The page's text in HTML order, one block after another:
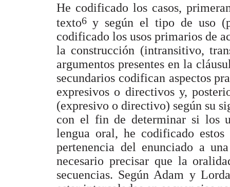
He codificado los casos,
texto6 y según el tipo de uso
codificado los usos primarios de
la construcción (intransitivo,
argumentos presentes en la
secundarios codifican aspectos
expresivos o directivos y,
(expresivo o directivo) según su
con el fin de determinar si los
lengua oral, he codificado
pertenencia del enunciado a
necesario precisar que la
secuencias. Según Adam y